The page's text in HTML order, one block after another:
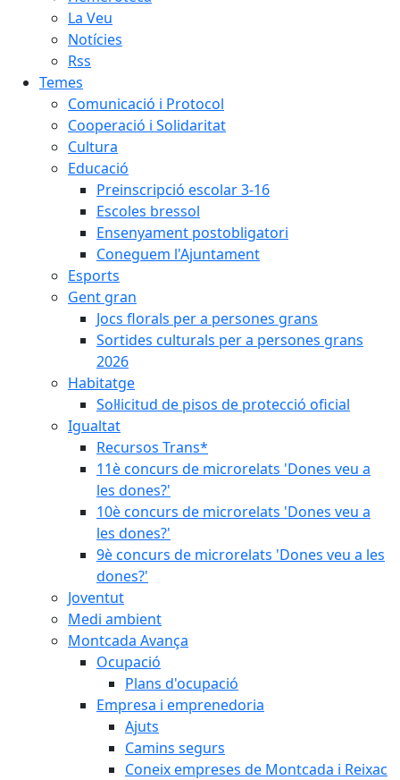
La Veu
Notícies
Rss
Temes
Comunicació i Protocol
Cooperació i Solidaritat
Cultura
Educació
Preinscripció escolar 3-16
Escoles bressol
Ensenyament postobligatori
Coneguem l'Ajuntament
Esports
Gent gran
Jocs florals per a persones grans
Sortides culturals per a persones grans
2026
Habitatge
Sol·licitud de pisos de protecció oficial
Igualtat
Recursos Trans*
11è concurs de microrelats 'Dones veu a
les dones?'
10è concurs de microrelats 'Dones veu a
les dones?'
9è concurs de microrelats 'Dones veu a les
dones?'
Joventut
Medi ambient
Montcada Avança
Ocupació
Plans d'ocupació
Empresa i emprenedoria
Ajuts
Camins segurs
Coneix empreses de Montcada i Reixac